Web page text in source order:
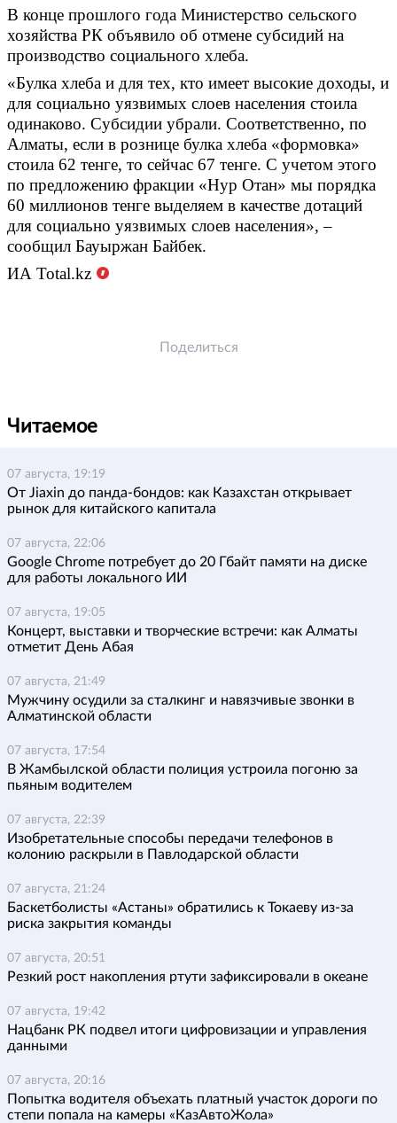
В конце прошлого года Министерство сельского
хозяйства РК объявило об отмене субсидий на
производство социального хлеба.
«Булка хлеба и для тех, кто имеет высокие доходы, и
для социально уязвимых слоев населения стоила
одинаково. Субсидии убрали. Соответственно, по
Алматы, если в рознице булка хлеба «формовка»
стоила 62 тенге, то сейчас 67 тенге. С учетом этого
по предложению фракции «Нур Отан» мы порядка
60 миллионов тенге выделяем в качестве дотаций
для социально уязвимых слоев населения», –
сообщил Бауыржан Байбек.
ИА Total.kz
Поделиться
Читаемое
07 августа, 19:19
От Jiaxin до панда-бондов: как Казахстан открывает
рынок для китайского капитала
07 августа, 22:06
Google Chrome потребует до 20 Гбайт памяти на диске
для работы локального ИИ
07 августа, 19:05
Концерт, выставки и творческие встречи: как Алматы
отметит День Абая
07 августа, 21:49
Мужчину осудили за сталкинг и навязчивые звонки в
Алматинской области
07 августа, 17:54
В Жамбылской области полиция устроила погоню за
пьяным водителем
07 августа, 22:39
Изобретательные способы передачи телефонов в
колонию раскрыли в Павлодарской области
07 августа, 21:24
Баскетболисты «Астаны» обратились к Токаеву из-за
риска закрытия команды
07 августа, 20:51
Резкий рост накопления ртути зафиксировали в океане
07 августа, 19:42
Нацбанк РК подвел итоги цифровизации и управления
данными
07 августа, 20:16
Попытка водителя объехать платный участок дороги по
степи попала на камеры «КазАвтоЖола»